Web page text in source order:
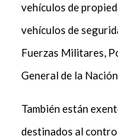
vehículos de
vehículos de
Fuerzas Militares,
General de la
También están
destinados al